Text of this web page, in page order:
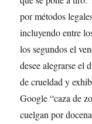
por métodos
incluyendo entre
los segundos el
desee alegrarse el
de crueldad y
Google “caza de
cuelgan por